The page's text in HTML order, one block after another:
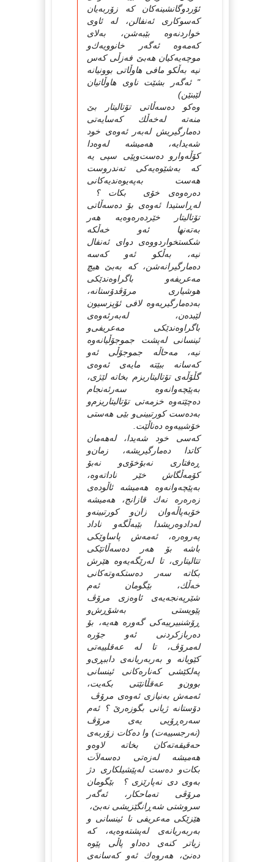
ئۆردوگانشینه‌كان كه‌ زۆربه‌یان
كه‌سوكاری‌ ئه‌نفالن، له‌ ئاوی‌
خواردنه‌وه‌ بێبه‌شن، به‌لای‌
كه‌مه‌وه‌ ئه‌گه‌ر خانوویه‌ك‌و
موچه‌یه‌كیان هه‌بێ‌ فه‌زڵی‌ كه‌س
نیه‌ به‌ڵكو مافی‌ هاوڵاتی‌ بوونیانه‌
" ئه‌گه‌ر بشێت ناوی‌ هاوڵاتیان
لێبنێن)
وه‌كو ده‌سه‌ڵاتی‌ تۆتالیتار بێ‌
منه‌ته‌ له‌خه‌ڵك كه‌سایه‌تی‌
ده‌مارگیریش له‌به‌ر ئه‌وه‌ی‌ خود
شه‌یدایه‌، هه‌میشه‌ له‌وه‌دا
كۆڵه‌وار‌و ده‌ست‌وپێی‌ سپی‌ یه‌
كه‌ به‌شێوه‌یه‌كی‌ ته‌ندروست
هه‌ست به‌په‌یوه‌ندیه‌كانی‌
ده‌ره‌وه‌ی‌ خۆی‌ بكات ؟
له‌ڕاستیدا ئه‌وه‌ی‌ بۆ ده‌سه‌ڵاتی‌
تۆتالیتار خێرده‌ره‌وه‌یه‌ هه‌ر
به‌ته‌نها ئه‌و خه‌ڵكه‌
شكستخواردووه‌ی‌ دوای‌ ئه‌نفال
نیه‌، به‌ڵكو ئه‌و كه‌سه‌
ده‌مارگیرانه‌شن، كه‌ به‌بێ‌ هیچ
مه‌عریفه‌‌و باگراوه‌ندێكی‌
هوشیاری‌ مرۆڤدۆستانه‌،
به‌ده‌مارگیریه‌وه‌ لافی‌ ئۆپزسیون
لێبده‌ن، له‌به‌رئه‌وه‌ی‌
باگراوه‌ندێكی‌ مه‌عریفی‌‌و
ئینسانی‌ له‌پشت جموجۆڵیانه‌وه‌
نیه‌، مه‌حاڵه‌ جموجۆڵی‌ ئه‌و
كه‌سانه‌ ببێته‌ مایه‌ی‌ ئه‌وه‌ی‌
گڵۆڵه‌ی‌ تۆتالیتاریزم بخاته‌ لێژی‌،
به‌پێچه‌وانه‌وه‌ سه‌رئه‌نجام
ده‌چێته‌وه‌ خزمه‌تی‌ تۆتالیتاریزم‌و
به‌ده‌ست كورتبینی‌‌و بێی‌ هه‌ستی‌
خۆشییه‌وه‌ ده‌ناڵێت.
كه‌سی‌ خود شه‌یدا، له‌هه‌مان
كاتدا ده‌مارگیریشه‌، زمان‌و
ڕه‌فتاری‌ نه‌بۆخۆی‌‌و نه‌بۆ
كۆمه‌ڵگاش خێر ناداته‌وه‌،
به‌پێچه‌وانه‌وه‌ هه‌میشه‌ ئاڵوده‌ی‌
زه‌ره‌ره‌ نه‌ك قازانج، هه‌میشه‌
خۆبه‌پاڵه‌وان زان‌و كورتبینه‌و
له‌دادوه‌ریشدا بێبه‌ڵگه‌‌و ناداد
په‌روه‌ره‌، ئه‌مه‌ش پاساوێكی‌
باشه‌ بۆ هه‌ر ده‌سه‌ڵاتێكی‌
تتالیتاری‌، تا له‌رێگه‌یه‌وه‌ هێرش
بكاته‌ سه‌ر ده‌ستكه‌وته‌كانی‌
خه‌ڵك، بێگومان ئه‌م
شێرپه‌نجه‌یه‌ی‌ ئاوه‌زی‌ مرۆڤ
پێویستی‌ به‌شۆڕش‌و
ڕۆشنبیرییه‌كی‌ گه‌وره‌ هه‌یه‌، بۆ
ده‌ربازكردنی‌ ئه‌و جۆره‌
له‌مرۆڤ، تا له‌ عه‌قلییه‌تی‌
كێویانه‌ و به‌ربه‌ریانه‌ی‌ داببڕی‌‌و
په‌لكێشی‌ كه‌ناره‌كانی‌ ئینسانی‌
بوون‌و عه‌قڵانێتی‌ بكه‌یت،
ئه‌مه‌ش به‌نیازی‌ ئه‌وه‌ی‌ مرۆڤ
دۆستانه‌ ژیانی‌ بگوزه‌رێ‌ ؟ ئه‌م
سه‌ره‌ڕۆیی‌ یه‌ی‌ مرۆڤ
(نه‌رجسییه‌ت) وا ده‌كات زۆربه‌ی‌
حه‌قیقه‌ته‌كان بخاته‌ لاوه‌و
هه‌میشه‌ له‌زه‌تی‌ ده‌سه‌لاَت
بكات‌و ده‌ست له‌پێشیلكاری‌ دژ
به‌وی‌ دی‌ نه‌پارێزی‌ ؟ بێگومان
مرۆڤی‌ ته‌ماحكار، ئه‌گه‌ر
سروشتی‌ شه‌ڕانگێزیشی نه‌بێ‌،
هێزێكی‌ مه‌عریفی‌ نا ئینسانی‌ و
به‌ربه‌ریانه‌ی‌ له‌پشته‌وه‌یه‌، كه‌
زیاتر كنه‌ی‌ ده‌داو پاڵی‌ پێوه‌
ده‌نێ‌، هه‌روه‌ك ئه‌و كه‌سانه‌ی‌